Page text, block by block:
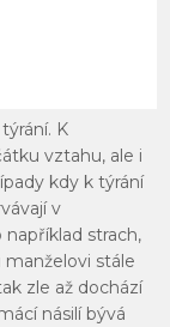
K
vztahu, ale i
kdy k týrání
v
strach,
stále
zle až dochází
násilí bývá